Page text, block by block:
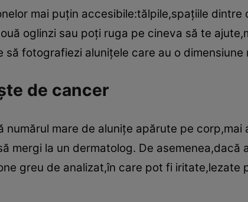
mai puţin accesibile:tălpile,spaţiile
oglinzi sau poţi ruga pe cineva să te
fotografiezi aluniţele care au o dimensiune
de cancer
numărul mare de aluniţe apărute pe
mergi la un dermatolog. De asemenea,dacă
greu de analizat,în care pot fi